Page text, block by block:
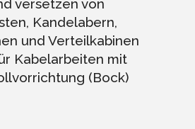
versetzen von
Kandelabern,
und Verteilkabinen
Kabelarbeiten mit
(Bock)